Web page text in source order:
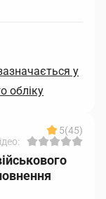
у
обліку
5(45)